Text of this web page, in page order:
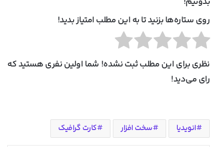
روی ستاره‌ها بزنید تا به این مطلب امتیاز بدید!
نظری برای این مطلب ثبت نشده! شما اولین نفری هستید که
رای می‌دید!
انویدیا سخت افزار کارت گرافیک